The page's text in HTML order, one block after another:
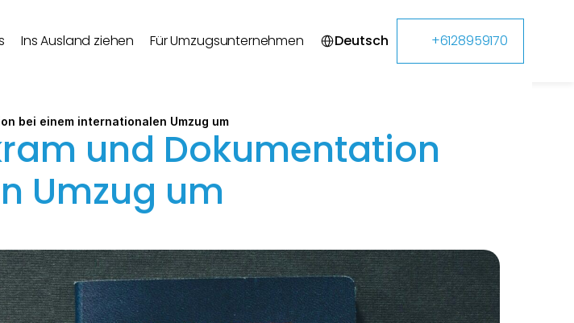
Ins Ausland ziehen Für Umzugsunternehmen Deutsch +6128959170
bei einem internationalen Umzug um
und Dokumentation
Umzug um